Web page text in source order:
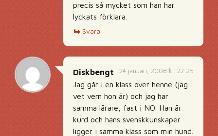
precis så mycket som han har
lyckats förklara.
Svara
24 januari, 2008 kl. 22:25
Diskbengt
Jag går i en klass över henne (jag
vet vem hon är) och jag har
samma lärare, fast i NO. Han är
kurd och hans svenskkunskaper
ligger i samma klass som min hund.